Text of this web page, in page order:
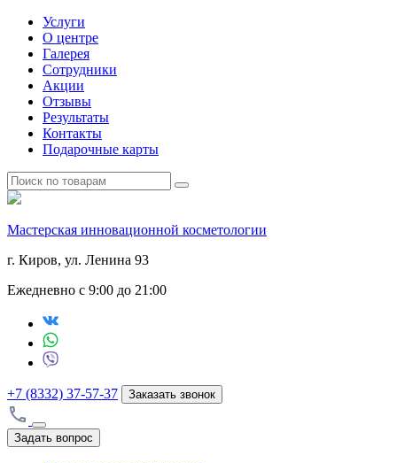
Услуги
О центре
Галерея
Сотрудники
Акции
Отзывы
Результаты
Контакты
Подарочные карты
Мастерская инновационной косметологии
г. Киров, ул. Ленина 93
Ежедневно с 9:00 до 21:00
+7 (8332) 37-57-37 Заказать звонок
Задать вопрос